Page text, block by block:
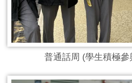
普通話周 (學生積極參